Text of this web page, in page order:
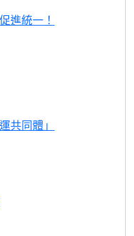
進統一！
共同體」